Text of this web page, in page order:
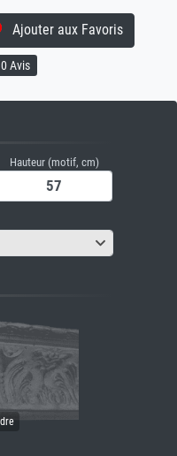
Ajouter aux Favoris
0 Avis
Hauteur (motif, cm)